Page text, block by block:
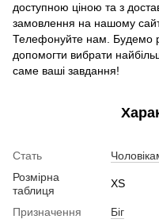
доступною ціною та з
замовлення на нашому
Телефонуйте нам. Будемо
допомогти вибрати
саме ваші завдання!
Стать
Розмірна
таблиця
XS
Призначення
Біг